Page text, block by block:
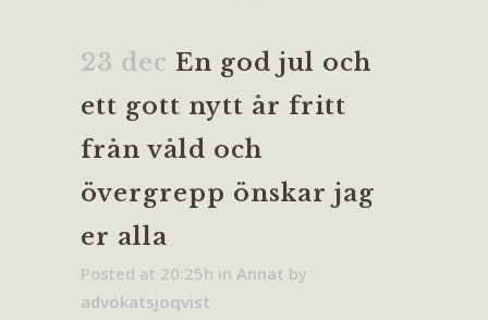
23 dec En god jul och
ett gott nytt år fritt
från våld och
övergrepp önskar jag
er alla
Posted at 20:25h in Annat by
advokatsjoqvist